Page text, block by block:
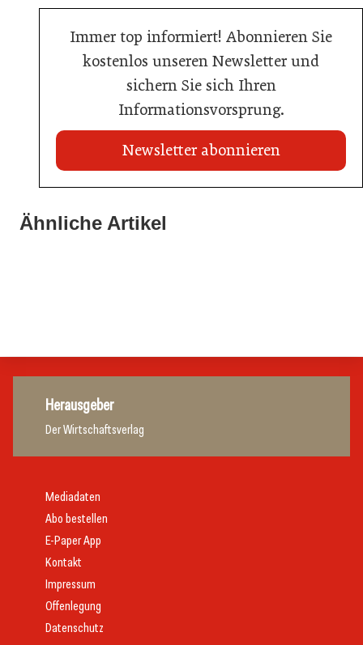
Immer top informiert! Abonnieren Sie
kostenlos unseren Newsletter und
sichern Sie sich Ihren
Informationsvorsprung.
Newsletter abonnieren
Ähnliche Artikel
Travel Start-up Night 2026: Beste Tourismus-Idee
Herausgeber
Der Wirtschaftsverlag
Mediadaten
Abo bestellen
E-Paper App
Kontakt
Impressum
Offenlegung
Datenschutz